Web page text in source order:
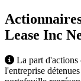
Lease Inc
La part d'actions
l'entreprise